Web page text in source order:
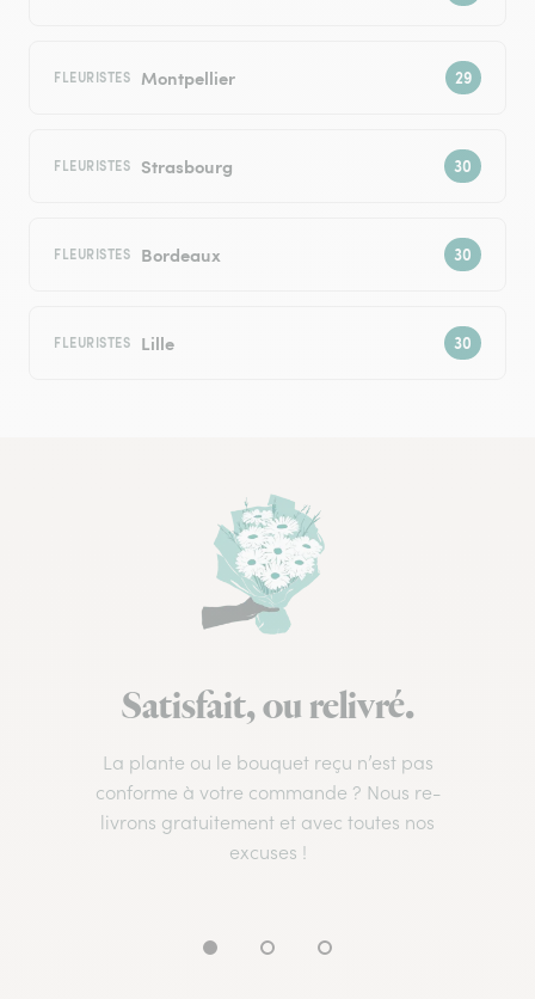
FLEURISTES Montpellier
FLEURISTES Strasbourg
FLEURISTES Bordeaux
FLEURISTES Lille
Satisfait, ou relivré.
La plante ou le bouquet reçu n’est pas
conforme à votre commande ? Nous re-
livrons gratuitement et avec toutes nos
excuses !